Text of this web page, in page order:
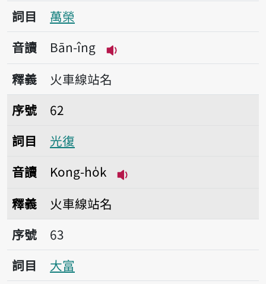
詞目
萬榮
音讀
Bān-îng
播放音讀Bān-îng
釋義
火車線站名
序號62光復
序號
62
詞目
光復
音讀
Kong-ho̍k
釋義
火車線站名
序號63大富
序號
63
詞目
大富